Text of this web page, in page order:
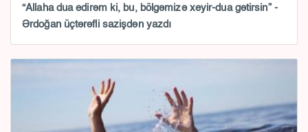
“Allaha dua edirəm ki, bu, bölgəmizə xeyir-dua gətirsin” -
Ərdoğan üçtərəfli sazişdən yazdı